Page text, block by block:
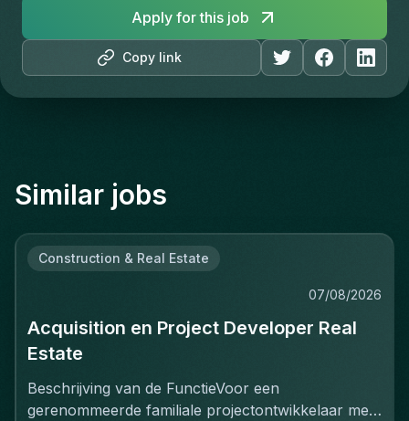
Copy link
Apply for this job
Similar jobs
Construction & Real Estate
07/08/2026
Acquisition en Project Developer Real
Estate
Beschrijving van de FunctieVoor een
gerenommeerde familiale projectontwikkelaar met